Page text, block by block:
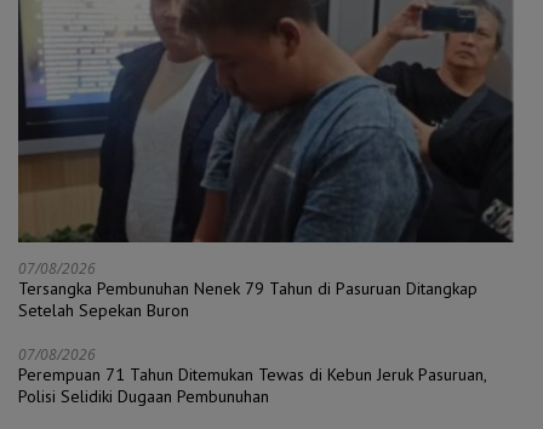
07/08/2026
Tersangka Pembunuhan Nenek 79 Tahun di Pasuruan Ditangkap
Setelah Sepekan Buron
07/08/2026
Perempuan 71 Tahun Ditemukan Tewas di Kebun Jeruk Pasuruan,
Polisi Selidiki Dugaan Pembunuhan